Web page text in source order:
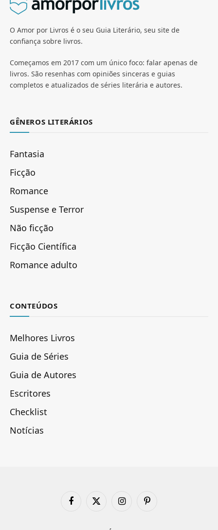
O Amor por Livros é o seu Guia Literário, seu site de
confiança sobre livros.
Começamos em 2017 com um único foco: falar apenas de
livros. São resenhas com opiniões sinceras e guias
completos e atualizados de séries literária e autores.
GÊNEROS LITERÁRIOS
Fantasia
Ficção
Romance
Suspense e Terror
Não ficção
Ficção Científica
Romance adulto
CONTEÚDOS
Melhores Livros
Guia de Séries
Guia de Autores
Escritores
Checklist
Notícias
FacebookX
InstagramPinterest